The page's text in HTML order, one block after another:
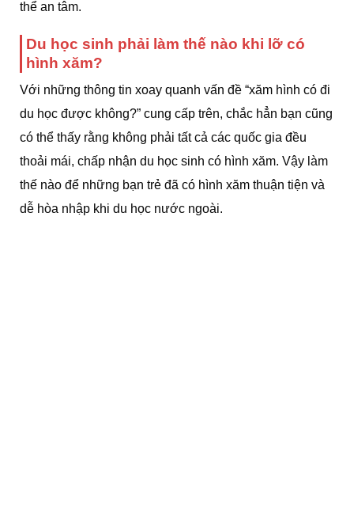
thể an tâm.
Du học sinh phải làm thế nào khi lỡ có
hình xăm?
Với những thông tin xoay quanh vấn đề “xăm hình có đi
du học được không?” cung cấp trên, chắc hẳn bạn cũng
có thể thấy rằng không phải tất cả các quốc gia đều
thoải mái, chấp nhận du học sinh có hình xăm. Vậy làm
thế nào để những bạn trẻ đã có hình xăm thuận tiện và
dễ hòa nhập khi du học nước ngoài.